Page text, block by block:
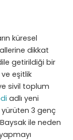
küresel
dikkat
getirildiği bir
eşitlik
sivil toplum
adlı yeni
3 genç
ile neden